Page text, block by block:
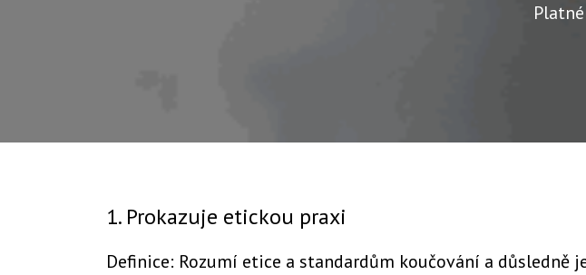
1. Prokazuje etickou praxi
Definice: Rozumí etice a standardům koučování a důsledně